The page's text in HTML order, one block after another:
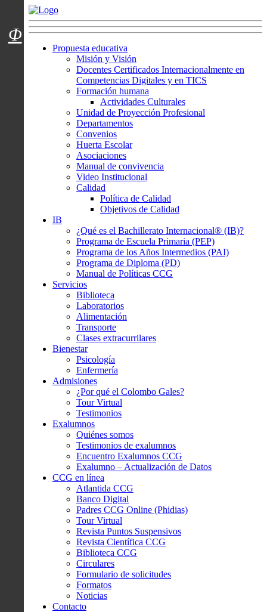
Menú usuarios
Propuesta educativa
Misión y Visión
Docentes Certificados Internacionalmente en
Competencias Digitales y en TICS
Formación humana
Actividades Culturales
Unidad de Proyección Profesional
Departamentos
Convenios
Huerta Escolar
Asociaciones
Manual de convivencia
Video Institucional
Calidad
Política de Calidad
Objetivos de Calidad
IB
¿Qué es el Bachillerato Internacional® (IB)?
Programa de Escuela Primaria (PEP)
Programa de los Años Intermedios (PAI)
Programa de Diploma (PD)
Manual de Políticas CCG
Servicios
Biblioteca
Laboratorios
Alimentación
Transporte
Clases extracurrilares
Bienestar
Psicología
Enfermería
Admisiones
¿Por qué el Colombo Gales?
Tour Virtual
Testimonios
Exalumnos
Quiénes somos
Testimonios de exalumnos
Encuentro Exalumnos CCG
Exalumno – Actualización de Datos
CCG en línea
Atlantida CCG
Banco Digital
Padres CCG Online (Phidias)
Tour Virtual
Revista Puntos Suspensivos
Revista Científica CCG
Biblioteca CCG
Circulares
Formulario de solicitudes
Formatos
Noticias
Contacto
Φ